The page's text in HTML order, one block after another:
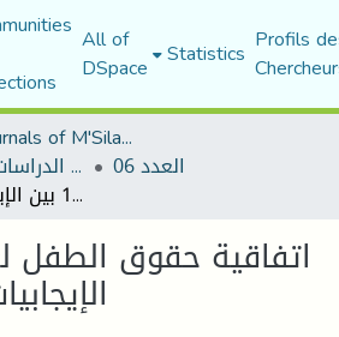
All of
DSpace Statistics Profils
Scientific Journals of M'Sila University
مجلة الدراسات والبحوث القانونية العدد 06
اتفاقية حقوق الطفل لعام 1989 بين الإيجابيات والإشكاليات